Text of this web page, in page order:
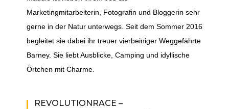
Marketingmitarbeiterin, Fotografin und Bloggerin sehr
gerne in der Natur unterwegs. Seit dem Sommer 2016
begleitet sie dabei ihr treuer vierbeiniger Weggefährte
Barney. Sie liebt Ausblicke, Camping und idyllische
Örtchen mit Charme.
REVOLUTIONRACE –